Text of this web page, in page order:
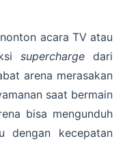
acara TV atau
supercharge dari
arena merasakan
saat bermain
bisa mengunduh
dengan kecepatan